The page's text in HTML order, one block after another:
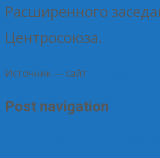
Расширенного
Центросоюза.
Источник — сайт
Post navigation